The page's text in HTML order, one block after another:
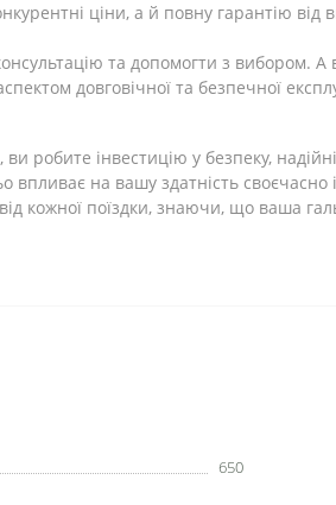
ціни, а й повну гарантію
та допомогти з
довговічної та безпечної
інвестицію у безпеку,
на вашу здатність своєчасно
кожної поїздки, знаючи, що ваша
650